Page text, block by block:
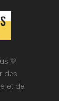
💛
des
et de